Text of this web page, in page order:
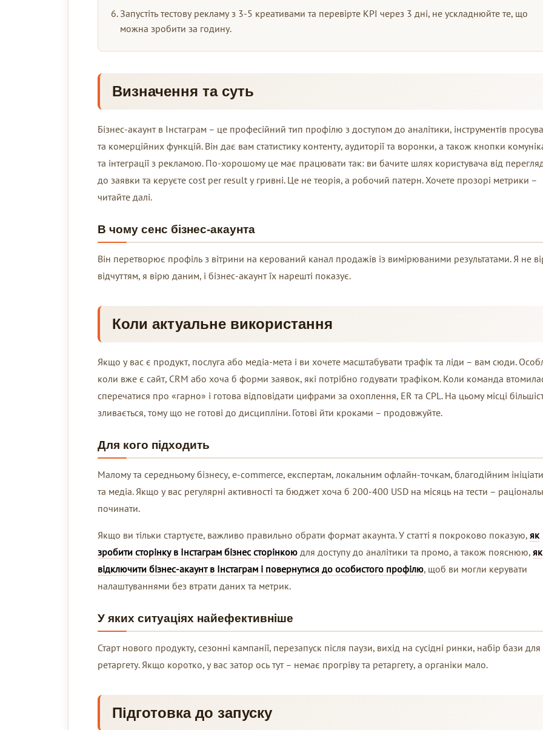
Запустіть тестову рекламу з 3-5 креативами та перевірте KPI через 3 дні, не ускладнюйте те, що
можна зробити за годину.
Визначення та суть
Бізнес-акаунт в Інстаграм – це професійний тип профілю з доступом до аналітики, інструментів
та комерційних функцій. Він дає вам статистику контенту, аудиторії та воронки, а також кнопки
та інтеграції з рекламою. По-хорошому це має працювати так: ви бачите шлях користувача від
до заявки та керуєте cost per result у гривні. Це не теорія, а робочий патерн. Хочете прозорі метрики –
читайте далі.
В чому сенс бізнес-акаунта
Він перетворює профіль з вітрини на керований канал продажів із вимірюваними результатами. Я не
відчуттям, я вірю даним, і бізнес-акаунт їх нарешті показує.
Коли актуальне використання
Якщо у вас є продукт, послуга або медіа-мета і ви хочете масштабувати трафік та ліди – вам сюди.
коли вже є сайт, CRM або хоча б форми заявок, які потрібно годувати трафіком. Коли команда
сперечатися про «гарно» і готова відповідати цифрами за охоплення, ER та CPL. На цьому місці
зливається, тому що не готові до дисципліни. Готові йти кроками – продовжуйте.
Для кого підходить
Малому та середньому бізнесу, e-commerce, експертам, локальним офлайн-точкам, благодійним
та медіа. Якщо у вас регулярні активності та бюджет хоча б 200-400 USD на місяць на тести –
починати.
Якщо ви тільки стартуєте, важливо правильно обрати формат акаунта. У статті я покроково показую, як
зробити сторінку в Інстаграм бізнес сторінкою для доступу до аналітики та промо, а також пояснюю, як
відключити бізнес-акаунт в Інстаграм і повернутися до особистого профілю, щоб ви могли керувати
налаштуваннями без втрати даних та метрик.
У яких ситуаціях найефективніше
Старт нового продукту, сезонні кампанії, перезапуск після паузи, вихід на сусідні ринки, набір бази для
ретаргету. Якщо коротко, у вас затор ось тут – немає прогріву та ретаргету, а органіки мало.
Підготовка до запуску